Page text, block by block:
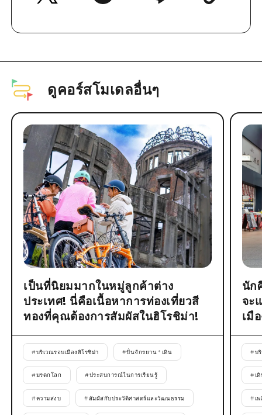
ดูคอร์สโมเดลอื่นๆ
เป็นที่นิยมมากในหมู่ลูกค้าต่าง
ประเทศ! นี่คือเนื้อหาการท่องเที่ยวสี
ทองที่คุณต้องการสัมผัสในฮิโรชิม่า!
#บริเวณรอบเมืองฮิโรชิม่า #ปั่นจักรยาน * เดิน
#มรดกโลก #ประสบการณ์ในการเรียนรู้
#ความสงบ #สัมผัสกับประวัติศาสตร์และวัฒนธรรม
นัก
จะ
เมื
#บ
#เ
#เ